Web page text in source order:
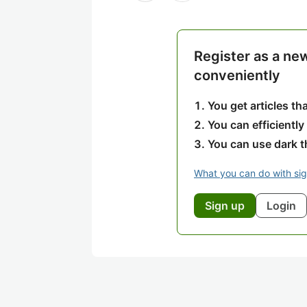
Register as a
conveniently
You get articles
You can
You can use dark
What you can do with
Sign up Login